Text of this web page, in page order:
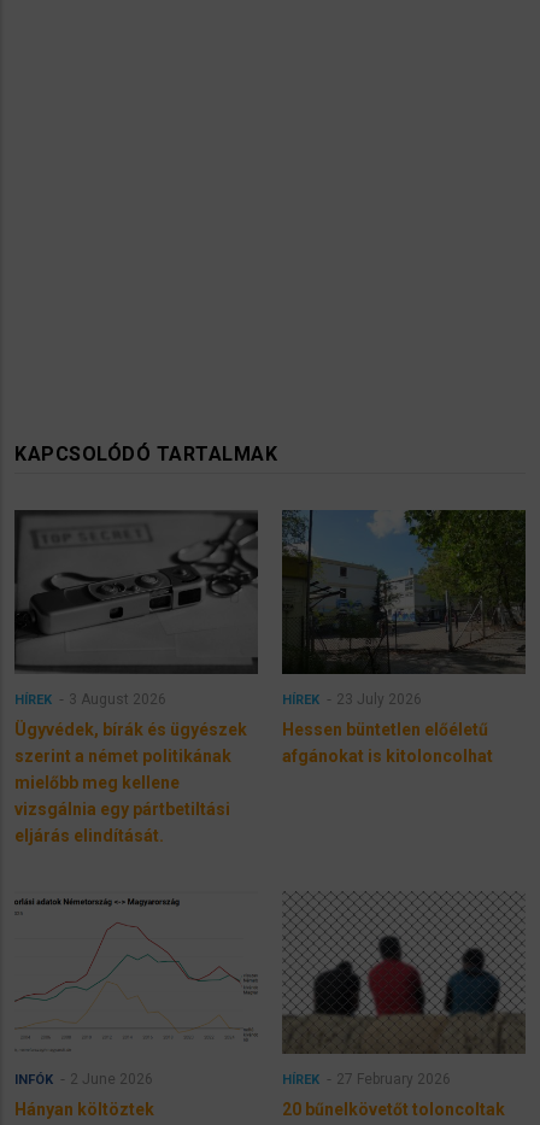
KAPCSOLÓDÓ TARTALMAK
HÍREK 3 August 2026
Ügyvédek, bírák és ügyészek
szerint a német politikának
mielőbb meg kellene
vizsgálnia egy pártbetiltási
eljárás elindítását.
HÍREK 23 July 2026
Hessen büntetlen előéletű
afgánokat is kitoloncolhat
INFÓK 2 June 2026
Hányan költöztek
HÍREK 27 February 2026
20 bűnelkövetőt toloncoltak